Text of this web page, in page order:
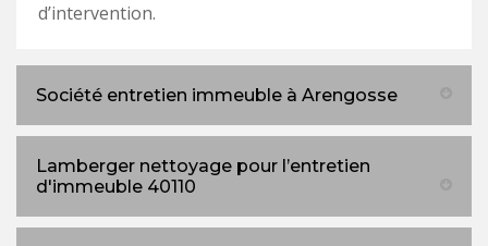
d’intervention.
Société entretien immeuble à Arengosse
Lamberger nettoyage pour l’entretien
d'immeuble 40110